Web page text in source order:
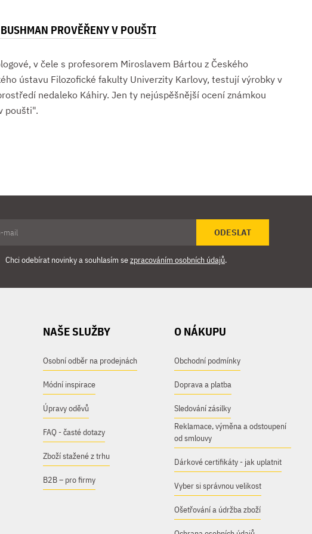
PROVĚŘENY V POUŠTI
v čele s profesorem Miroslavem Bártou z Českého
ústavu Filozofické fakulty Univerzity Karlovy, testují výrobky v
nedaleko Káhiry. Jen ty nejúspěšnější ocení známkou
poušti".
ODESLAT
Chci odebírat novinky a souhlasím sezpracováním osobních údajů.
NAŠE SLUŽBY
Osobní odběr na prodejnách
Módní inspirace
Úpravy oděvů
FAQ - časté dotazy
Zboží stažené z trhu
B2B – pro firmy
O NÁKUPU
Obchodní podmínky
Doprava a platba
Sledování zásilky
Reklamace, výměna a odstoupení
od smlouvy
Dárkové certifikáty - jak uplatnit
Vyber si správnou velikost
Ošetřování a údržba zboží